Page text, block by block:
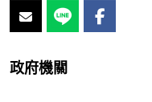
政府機關